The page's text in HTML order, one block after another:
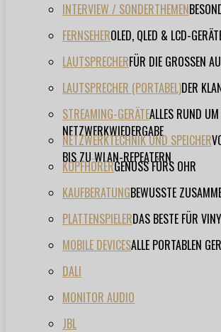
INTERVIEW / SONDERTHEMEN
FERNSEHEROLED, QLED & LCD-
LAUTSPRECHERFÜR DIE GROSSEN
LAUTSPRECHER (PORTABEL)DER
STREAMING-GERÄTEALLES RUND UM
NETZWERKWIEDERGABE
NETZWERKTECHNIK UND SPEICHER
BIS ZU WLAN-REPEATERN
KOPFHÖRERGENUSS FÜRS OHR
KAUFBERATUNGBEWUSSTE
PLATTENSPIELERDAS BESTE FÜR
MOBILE DEVICESALLE PORTABLEN
DALI
MONITOR AUDIO
JBL